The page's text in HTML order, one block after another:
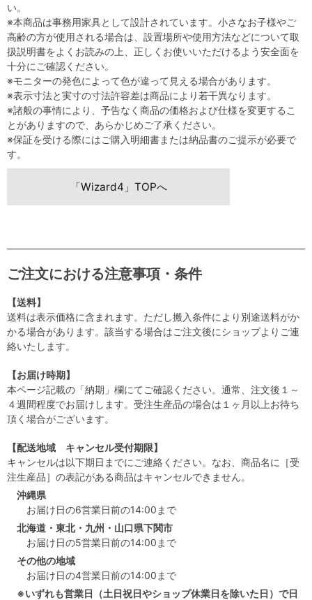
い。
※本商品は事務用家具として設計されています。小さなお子様やご
高齢の方が使用される場合は、設置場所や使用方法などについて取
扱説明書をよくお読みの上、正しくお使いいただけるよう安全面を
十分にご確認ください。
※モニターの発色によって色が違って見える場合があります。
※表示寸法と実寸の寸法許容差は商品により若干異なります。
※諸般の事情により、予告なく商品の価格および仕様を変更するこ
とがありますので、あらかじめご了承ください。
※保証を受ける際にはご購入明細書または納品書のご提示が必要で
す。
「Wizard4」TOPへ
ご注文における注意事項・条件
【送料】
送料は表示価格に含まれます。ただし搬入条件により別途送料がか
かる場合があります。該当する場合はご注文後にショップよりご連
絡いたします。
【お届け時期】
本ページ記載の「納期」欄にてご確認ください。通常、注文後１～
４週間程度でお届けします。受注生産品の場合は１ヶ月以上お待ち
頂く場合がございます。
【配送地域 キャンセル受付期限】
キャンセルは以下期日までにご連絡ください。なお、商品名に［受
注生産品］の表記がある商品はキャンセルできません。
沖縄県
お届け日の6営業日前の14:00まで
北海道・東北・九州・山口県下関市
お届け日の5営業日前の14:00まで
その他の地域
お届け日の4営業日前の14:00まで
※いずれも営業日（土日祝日やショップ休業日を除いた日）で日